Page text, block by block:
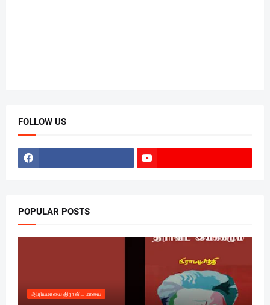
FOLLOW US
POPULAR POSTS
ஆரியமாயை திராவிட மாயை